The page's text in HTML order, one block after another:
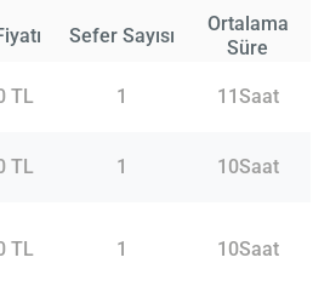
Sefer Sayısı
Ortalama
Süre
TL 1 11Saat
TL 1 10Saat
TL 1 10Saat